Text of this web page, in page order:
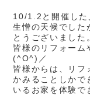
10/1.2と開催した
生憎の天候でした
とうございました
皆様のリフォーム
(^O^)／
皆様からは、リフ
かみることしかで
いるお家を体験で